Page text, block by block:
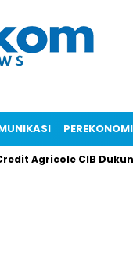
CIB Dukung